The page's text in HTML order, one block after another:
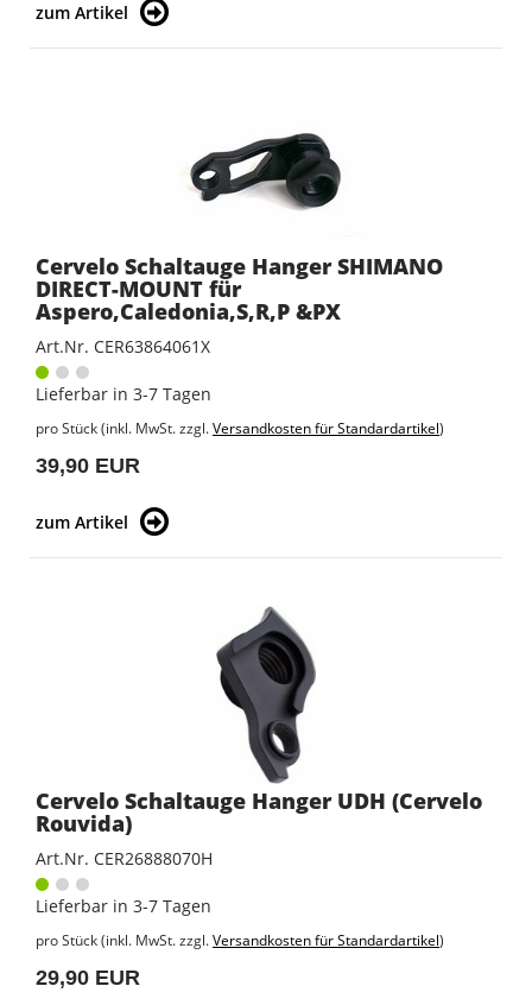
zum Artikel
Cervelo Schaltauge Hanger SHIMANO
DIRECT-MOUNT für
Aspero,Caledonia,S,R,P &PX
Art.Nr. CER63864061X
Lieferbar in 3-7 Tagen
pro Stück (inkl. MwSt. zzgl.Versandkosten für Standardartikel)
39,90 EUR
zum Artikel
Cervelo Schaltauge Hanger UDH (Cervelo
Rouvida)
Art.Nr. CER26888070H
Lieferbar in 3-7 Tagen
pro Stück (inkl. MwSt. zzgl.Versandkosten für Standardartikel)
29,90 EUR